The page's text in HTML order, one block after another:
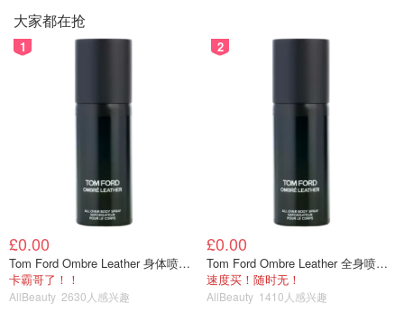
大家都在抢
1
£0.00
Tom Ford Ombre Leather 身体喷雾 150ml
卡霸哥了！！
AllBeauty 2630人感兴趣
2
£0.00
Tom Ford Ombre Leather 全身喷雾 150ml
速度买！随时无！
AllBeauty 1410人感兴趣